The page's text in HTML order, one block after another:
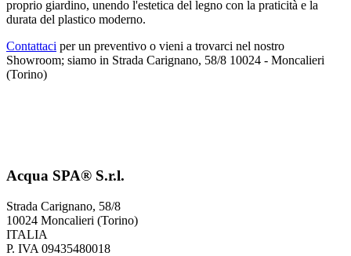
proprio giardino, unendo l'estetica del legno con la praticità e la
durata del plastico moderno.
Contattaci per un preventivo o vieni a trovarci nel nostro
Showroom; siamo in Strada Carignano, 58/8 10024 - Moncalieri
(Torino)
Acqua SPA® S.r.l.
Strada Carignano, 58/8
10024 Moncalieri (Torino)
ITALIA
P. IVA 09435480018